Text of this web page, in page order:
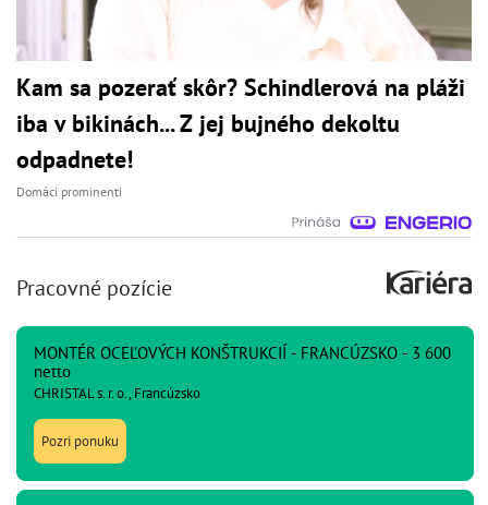
Kam sa pozerať skôr? Schindlerová na pláži
iba v bikinách... Z jej bujného dekoltu
odpadnete!
Domáci prominenti
Pracovné pozície
MONTÉR OCEĽOVÝCH KONŠTRUKCIÍ - FRANCÚZSKO - 3 600
netto
CHRISTAL s. r. o., Francúzsko
Pozri ponuku